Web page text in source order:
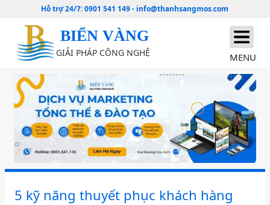
Hỗ trợ 24/7:0901 541 149- info@thanhsangmos.com
BIỂN VÀNG
GIẢI PHÁP CÔNG NGHỆ MENU
5 kỹ năng thuyết phục khách hàng